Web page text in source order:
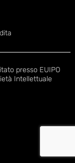
presso EUIPO
Intellettuale